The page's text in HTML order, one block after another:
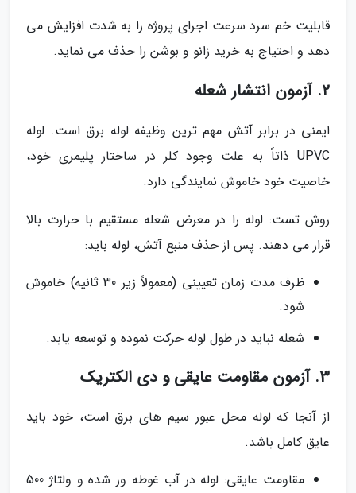
قابلیت خم سرد سرعت اجرای پروژه را به شدت افزایش می
دهد و احتیاج به خرید زانو و بوشن را حذف می نماید.
2. آزمون انتشار شعله
ایمنی در برابر آتش مهم ترین وظیفه لوله برق است. لوله
UPVC ذاتاً به علت وجود کلر در ساختار پلیمری خود،
خاصیت خود خاموش نمایندگی دارد.
روش تست: لوله را در معرض شعله مستقیم با حرارت بالا
قرار می دهند. پس از حذف منبع آتش، لوله باید:
ظرف مدت زمان تعیینی (معمولاً زیر 30 ثانیه) خاموش
شود.
شعله نباید در طول لوله حرکت نموده و توسعه یابد.
3. آزمون مقاومت عایقی و دی الکتریک
از آنجا که لوله محل عبور سیم های برق است، خود باید
عایق کامل باشد.
مقاومت عایقی: لوله در آب غوطه ور شده و ولتاژ 500